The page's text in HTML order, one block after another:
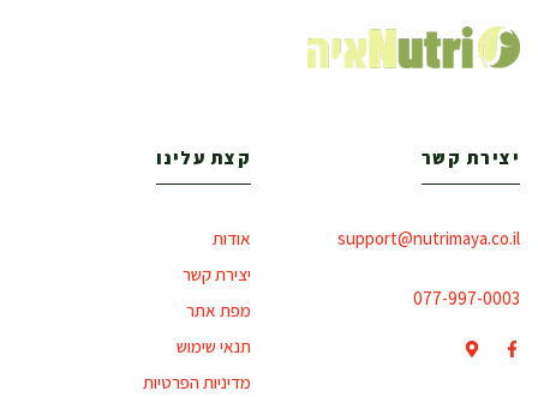
יצירת קשר
support@nutrimaya.co.il
077-997-0003
קצת עלינו
אודות
יצירת קשר
מפת אתר
תנאי שימוש
מדיניות הפרטיות